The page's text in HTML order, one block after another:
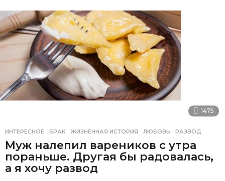
1475
ИНТЕРЕСНОЕ БРАК ,ЖИЗНЕННАЯ ИСТОРИЯ ,ЛЮБОВЬ ,РАЗВОД
Муж налепил вареников с утра
пораньше. Другая бы радовалась,
а я хочу развод